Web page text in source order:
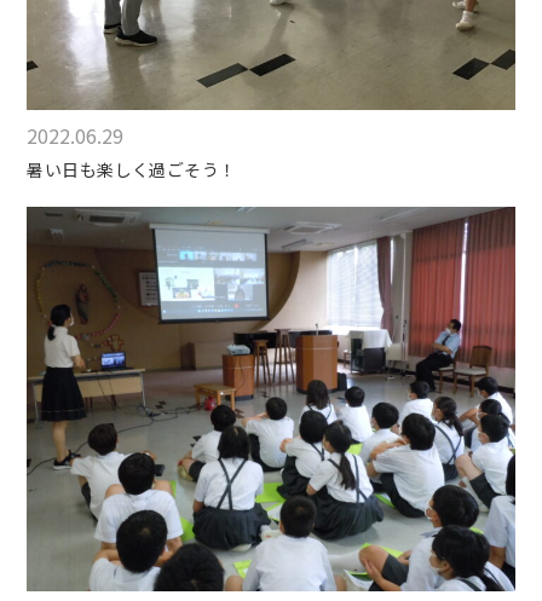
2022.06.29
暑い日も楽しく過ごそう！